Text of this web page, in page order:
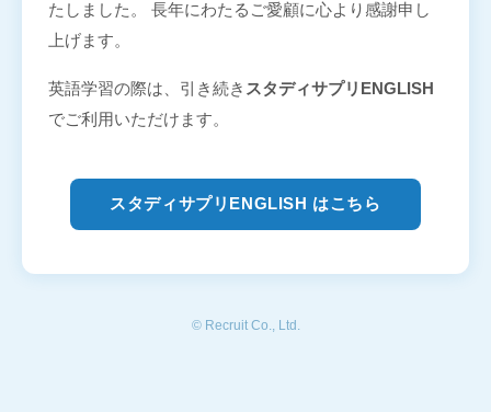
たしました。 長年にわたるご愛顧に心より感謝申し
上げます。
英語学習の際は、引き続き スタディサプリENGLISH
でご利用いただけます。
スタディサプリENGLISH はこちら
© Recruit Co., Ltd.